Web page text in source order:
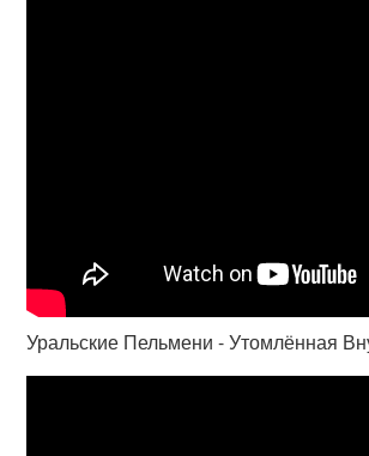
Уральские Пельмени - Утомлённая